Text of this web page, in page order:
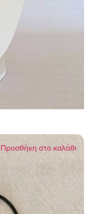
Προσθήκη στο καλάθι